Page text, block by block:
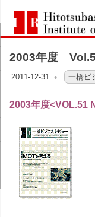
ン
テ Hitotsubashi
Institute
of
Research
2003年度
2011-12-31 一橋ビ
2003年度<VOL.51